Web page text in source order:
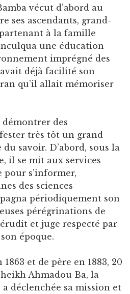
vécut d’abord au
ses ascendants, grand-
à la famille
une éducation
imprégné des
déjà facilité son
qu’il allait mémoriser
des
très tôt un grand
savoir. D’abord, sous la
il se mit aux services
pour s’informer,
des sciences
périodiquement son
pérégrinations de
et juge respecté par
époque.
et de père en 1883, 20
Ahmadou Ba, la
déclenchée sa mission et